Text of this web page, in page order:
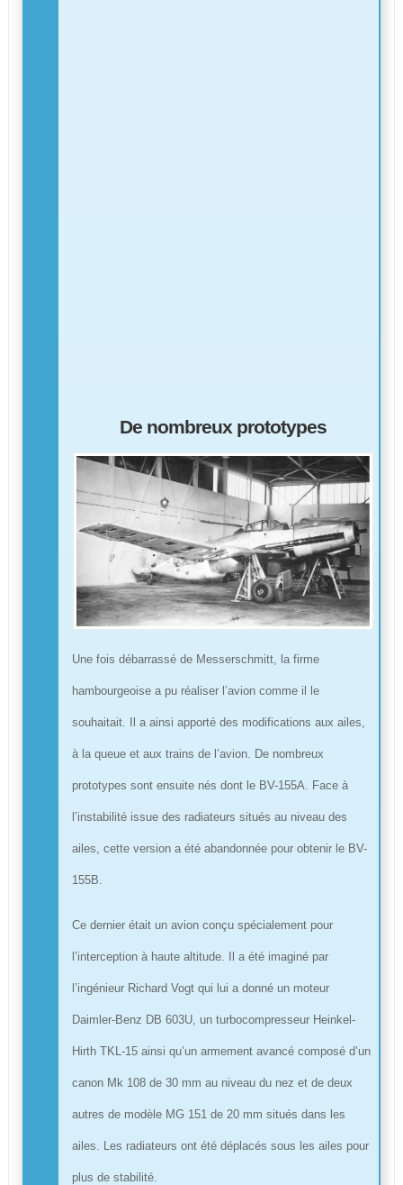
De nombreux prototypes
Une fois débarrassé de Messerschmitt, la firme
hambourgeoise a pu réaliser l’avion comme il le
souhaitait. Il a ainsi apporté des modifications aux ailes,
à la queue et aux trains de l’avion. De nombreux
prototypes sont ensuite nés dont le BV-155A. Face à
l’instabilité issue des radiateurs situés au niveau des
ailes, cette version a été abandonnée pour obtenir le BV-
155B.
Ce dernier était un avion conçu spécialement pour
l’interception à haute altitude. Il a été imaginé par
l’ingénieur Richard Vogt qui lui a donné un moteur
Daimler-Benz DB 603U, un turbocompresseur Heinkel-
Hirth TKL-15 ainsi qu’un armement avancé composé d’un
canon Mk 108 de 30 mm au niveau du nez et de deux
autres de modèle MG 151 de 20 mm situés dans les
ailes. Les radiateurs ont été déplacés sous les ailes pour
plus de stabilité.